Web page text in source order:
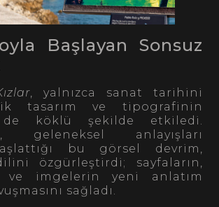
Başlayan Sonsuz
, yalnızca sanat tarihini
tasarım ve tipografinin
köklü şekilde etkiledi.
geleneksel anlayışları
bu görsel devrim,
özgürleştirdi; sayfaların,
ve imgelerin yeni anlatım
sağladı.